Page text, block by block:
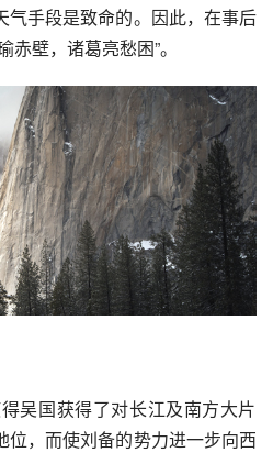
气手段是致命的。因此，在事后
壁，诸葛亮愁困”。
位，而使刘备的势力进一步向西